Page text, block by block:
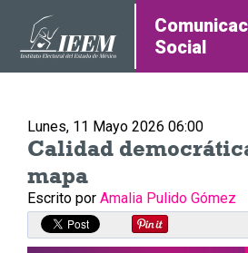
Social
Lunes, 11 Mayo 2026 06:00
Calidad
mapa
Escrito por Amalia Pulido Gómez